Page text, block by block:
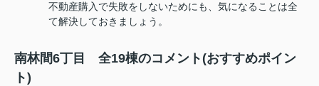
不動産購入で失敗をしないためにも、気になることは全
て解決しておきましょう。
南林間6丁目 全19棟のコメント(おすすめポイン
ト)